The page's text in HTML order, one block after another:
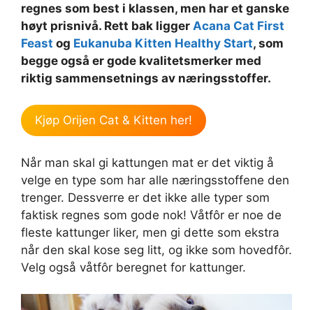
regnes som best i klassen, men har et ganske
høyt prisnivå. Rett bak ligger Acana Cat First
Feast og Eukanuba Kitten Healthy Start, som
begge også er gode kvalitetsmerker med
riktig sammensetnings av næringsstoffer.
Kjøp Orijen Cat & Kitten her!
Når man skal gi kattungen mat er det viktig å
velge en type som har alle næringsstoffene den
trenger. Dessverre er det ikke alle typer som
faktisk regnes som gode nok! Våtfôr er noe de
fleste kattunger liker, men gi dette som ekstra
når den skal kose seg litt, og ikke som hovedfôr.
Velg også våtfôr beregnet for kattunger.